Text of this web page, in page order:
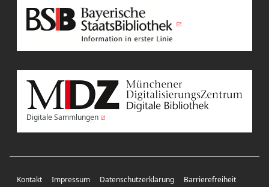
Digitale Sammlungen
Kontakt Impressum Datenschutzerklärung Barrierefreiheit